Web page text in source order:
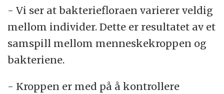
- Vi ser at bakteriefloraen varierer veldig
mellom individer. Dette er resultatet av et
samspill mellom menneskekroppen og
bakteriene.
- Kroppen er med på å kontrollere